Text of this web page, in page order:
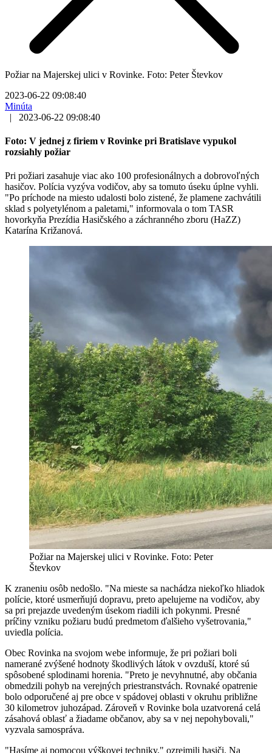
Požiar na Majerskej ulici v Rovinke. Foto: Peter Števkov
2023-06-22 09:08:40
Minúta
|
2023-06-22 09:08:40
Foto: V jednej z firiem v Rovinke pri Bratislave vypukol
rozsiahly požiar
Pri požiari zasahuje viac ako 100 profesionálnych a dobrovoľných
hasičov. Polícia vyzýva vodičov, aby sa tomuto úseku úplne vyhli.
"Po príchode na miesto udalosti bolo zistené, že plamene zachvátili
sklad s polyetylénom a paletami," informovala o tom TASR
hovorkyňa Prezídia Hasičského a záchranného zboru (HaZZ)
Katarína Križanová.
Požiar na Majerskej ulici v Rovinke. Foto: Peter
Števkov
K zraneniu osôb nedošlo. "Na mieste sa nachádza niekoľko hliadok
polície, ktoré usmerňujú dopravu, preto apelujeme na vodičov, aby
sa pri prejazde uvedeným úsekom riadili ich pokynmi. Presné
príčiny vzniku požiaru budú predmetom ďalšieho vyšetrovania,"
uviedla polícia.
Obec Rovinka na svojom webe informuje, že pri požiari boli
namerané zvýšené hodnoty škodlivých látok v ovzduší, ktoré sú
spôsobené splodinami horenia. "Preto je nevyhnutné, aby občania
obmedzili pohyb na verejných priestranstvách. Rovnaké opatrenie
bolo odporučené aj pre obce v spádovej oblasti v okruhu približne
30 kilometrov juhozápad. Zároveň v Rovinke bola uzatvorená celá
zásahová oblasť a žiadame občanov, aby sa v nej nepohybovali,"
vyzvala samospráva.
"Hasíme aj pomocou výškovej techniky," ozrejmili hasiči. Na